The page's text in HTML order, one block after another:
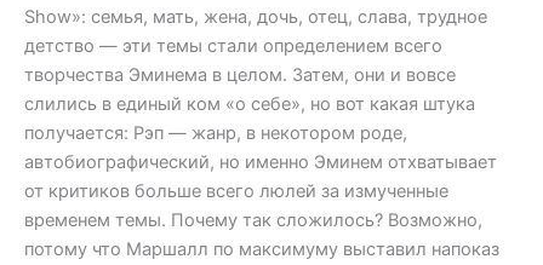
Show»: семья, мать, жена, дочь, отец, слава, трудное
детство — эти темы стали определением всего
творчества Эминема в целом. Затем, они и вовсе
слились в единый ком «о себе», но вот какая штука
получается: Рэп — жанр, в некотором роде,
автобиографический, но именно Эминем отхватывает
от критиков больше всего люлей за измученные
временем темы. Почему так сложилось? Возможно,
потому что Маршалл по максимуму выставил напоказ